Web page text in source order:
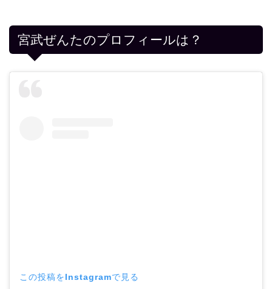
宮武ぜんたのプロフィールは？
この投稿をInstagramで見る